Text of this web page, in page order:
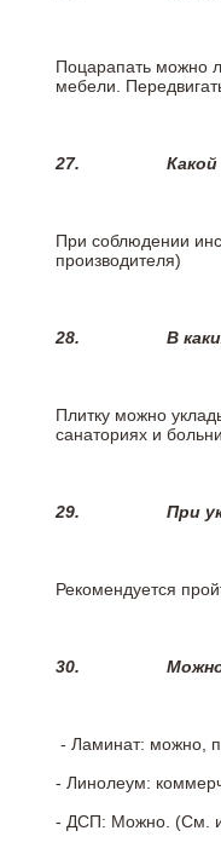
Поцарапать можно
мебели.
27.
При соблюдении
производителя)
28. В
Плитку можно
санаториях и
29. При
Рекомендуется
30.
- Ламинат: можно,
- Линолеум:
- ДСП: Можно. (См.